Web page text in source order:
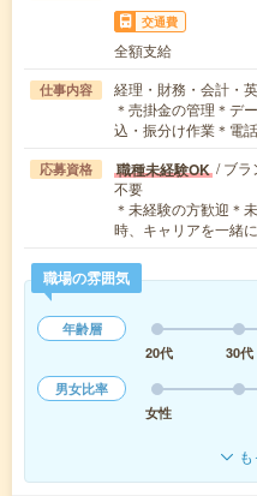
交通費
全額支給
仕事内容
経理・財務・会計・
＊売掛金の管理＊デ
込・振分け作業＊電
応募資格 職種未経験OK / ブラ
不要
＊未経験の方歓迎＊
時、キャリアを一緒
職場の雰囲気
年齢層
20代
30代
男女比率
女性